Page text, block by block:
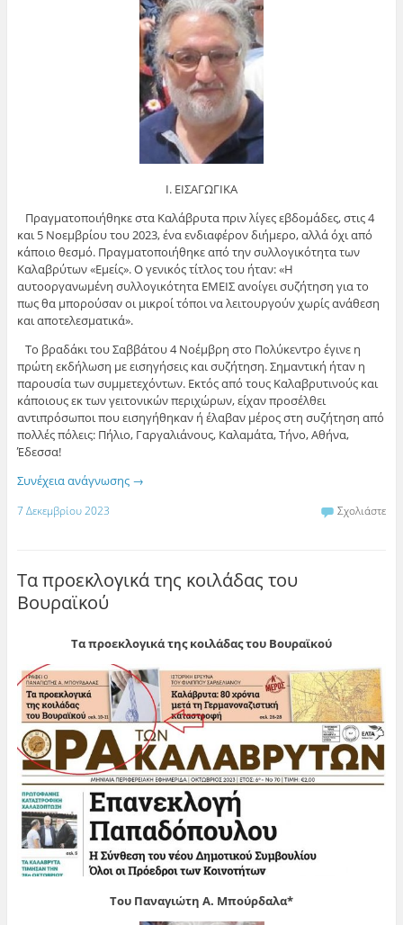
Ι. ΕΙΣΑΓΩΓΙΚΑ
Πραγματοποιήθηκε στα Καλάβρυτα πριν λίγες εβδομάδες, στις 4
και 5 Νοεμβρίου του 2023, ένα ενδιαφέρον διήμερο, αλλά όχι από
κάποιο θεσμό. Πραγματοποιήθηκε από την συλλογικότητα των
Καλαβρύτων «Εμείς». Ο γενικός τίτλος του ήταν: «Η
αυτοοργανωμένη συλλογικότητα ΕΜΕΙΣ ανοίγει συζήτηση για το
πως θα μπορούσαν οι μικροί τόποι να λειτουργούν χωρίς ανάθεση
και αποτελεσματικά».
Το βραδάκι του Σαββάτου 4 Νοέμβρη στο Πολύκεντρο έγινε η
πρώτη εκδήλωση με εισηγήσεις και συζήτηση. Σημαντική ήταν η
παρουσία των συμμετεχόντων. Εκτός από τους Καλαβρυτινούς και
κάποιους εκ των γειτονικών περιχώρων, είχαν προσέλθει
αντιπρόσωποι που εισηγήθηκαν ή έλαβαν μέρος στη συζήτηση από
πολλές πόλεις: Πήλιο, Γαργαλιάνους, Καλαμάτα, Τήνο, Αθήνα,
Έδεσσα!
Συνέχεια ανάγνωσης →
7 Δεκεμβρίου 2023 Σχολιάστε
Τα προεκλογικά της κοιλάδας του
Βουραϊκού
Τα προεκλογικά της κοιλάδας του Βουραϊκού
Του Παναγιώτη Α. Μπούρδαλα*